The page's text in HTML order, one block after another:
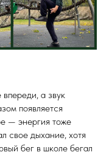
а звук
появляется
— энергия тоже
свое дыхание, хотя
бег в школе бегал